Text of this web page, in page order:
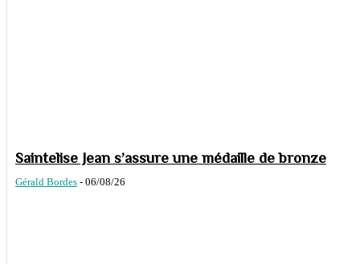
Saintelise Jean s’assure une médaille de bronze
Gérald Bordes - 06/08/26